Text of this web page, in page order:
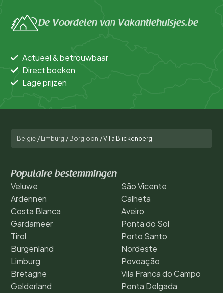
De Voordelen van Vakantiehuisjes.be
Actueel & betrouwbaar
Direct boeken
Lage prijzen
België / Limburg / Borgloon /Villa Blickenberg
Populaire bestemmingen
Veluwe
Ardennen
Costa Blanca
Gardameer
Tirol
Burgenland
Limburg
Bretagne
Gelderland
São Vicente
Calheta
Aveiro
Ponta do Sol
Porto Santo
Nordeste
Povoação
Vila Franca do Campo
Ponta Delgada